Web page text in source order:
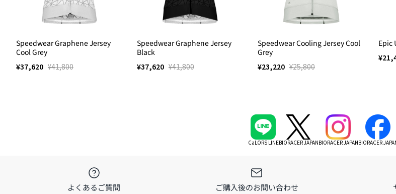
Speedwear Graphene Jersey
Cool Grey
¥37,620 ¥41,800
Speedwear Graphene Jersey
Black
¥37,620 ¥41,800
Speedwear Cooling Jersey Cool
Grey
¥23,220 ¥25,800
Epic
CaLORS LINEBIORACER JAPANBIORACER JAPANBIORACER
よくあるご質問 ご購入後のお問い合わせ